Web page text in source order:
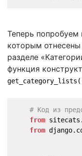
Теперь попробуем
которым
разделе
функция
# Код из
from
from